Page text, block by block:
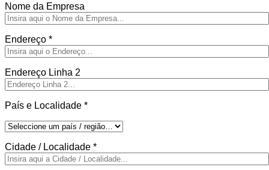
Nome da Empresa
Endereço *
Endereço Linha 2
País e Localidade *
Cidade / Localidade *